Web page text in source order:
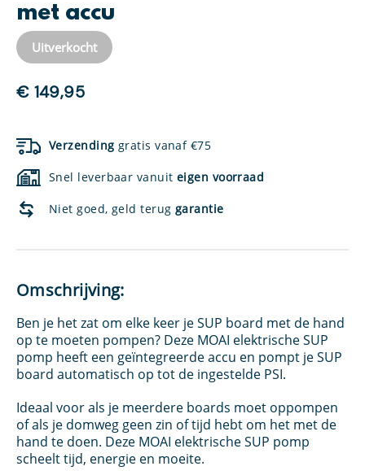
met accu
Uitverkocht
€ 149,95
Verzending gratis vanaf €75
Snel leverbaar vanuit eigen voorraad
Niet goed, geld terug garantie
Omschrijving:
Ben je het zat om elke keer je SUP board met de hand
op te moeten pompen? Deze MOAI elektrische SUP
pomp heeft een geïntegreerde accu en pompt je SUP
board automatisch op tot de ingestelde PSI.
Ideaal voor als je meerdere boards moet oppompen
of als je domweg geen zin of tijd hebt om het met de
hand te doen. Deze MOAI elektrische SUP pomp
scheelt tijd, energie en moeite.